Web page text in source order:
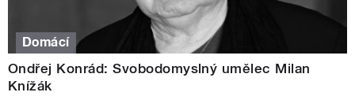
Domácí
Ondřej Konrád: Svobodomyslný umělec Milan
Knížák